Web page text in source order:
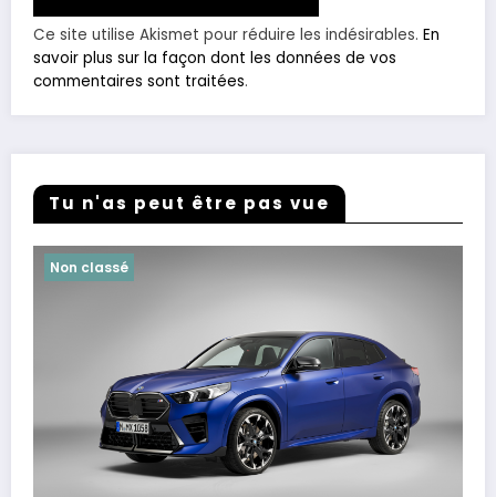
Ce site utilise Akismet pour réduire les indésirables. En
savoir plus sur la façon dont les données de vos
commentaires sont traitées.
Tu n'as peut être pas vue
Non classé